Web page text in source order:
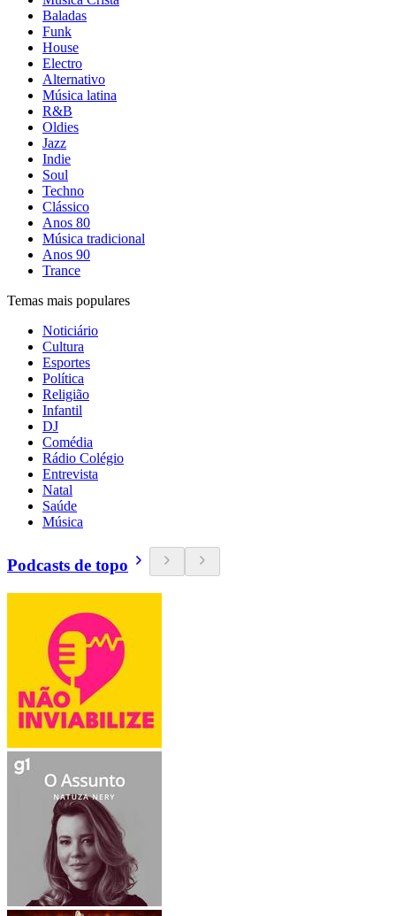
Baladas
Funk
House
Electro
Alternativo
Música latina
R&B
Oldies
Jazz
Indie
Soul
Techno
Clássico
Anos 80
Música tradicional
Anos 90
Trance
Temas mais populares
Noticiário
Cultura
Esportes
Política
Religião
Infantil
DJ
Comédia
Rádio Colégio
Entrevista
Natal
Saúde
Música
Podcasts de topo